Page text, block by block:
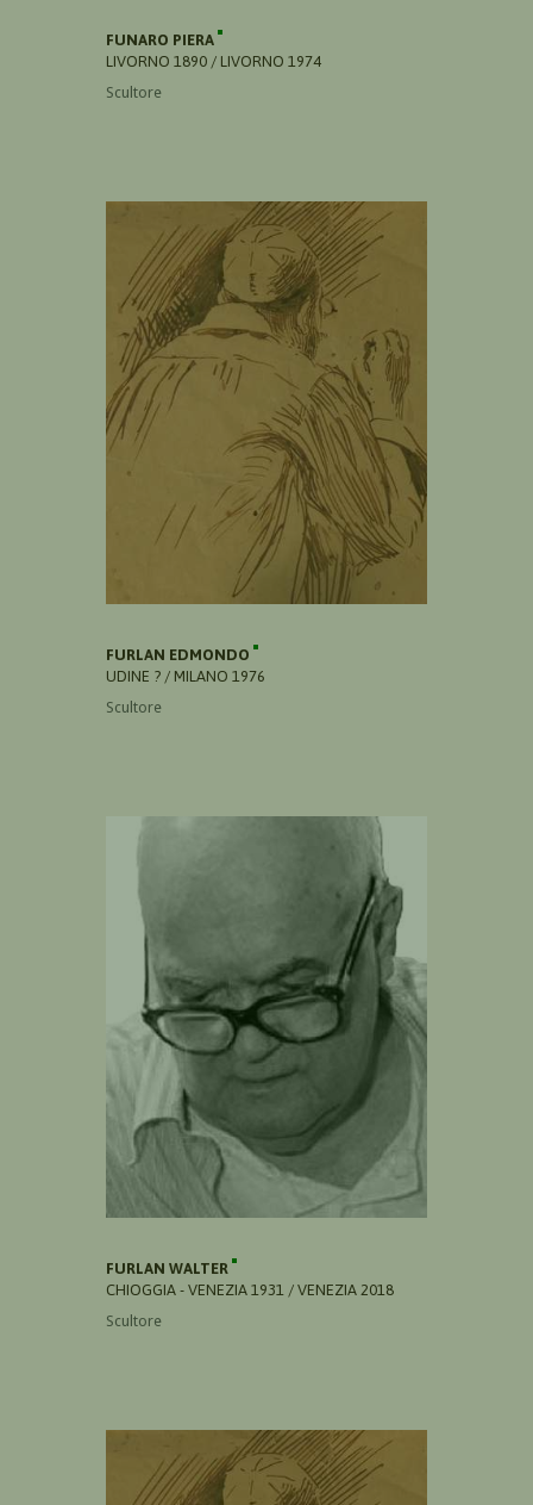
FUNARO PIERA
LIVORNO 1890 / LIVORNO 1974
Scultore
FURLAN EDMONDO
UDINE ? / MILANO 1976
Scultore
FURLAN WALTER
CHIOGGIA - VENEZIA 1931 / VENEZIA 2018
Scultore